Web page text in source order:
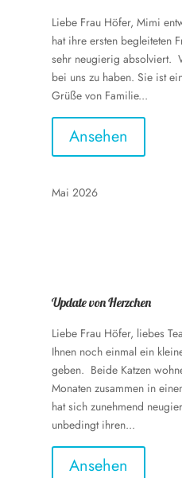
Liebe Frau Höfer, Mimi
hat ihre ersten begleiteten
sehr neugierig absolviert.
bei uns zu haben. Sie ist
Grüße von Familie...
Ansehen
Mai 2026
Update von Herzchen
Liebe Frau Höfer, liebes
Ihnen noch einmal ein
geben. Beide Katzen
Monaten zusammen in
hat sich zunehmend
unbedingt ihren...
Ansehen